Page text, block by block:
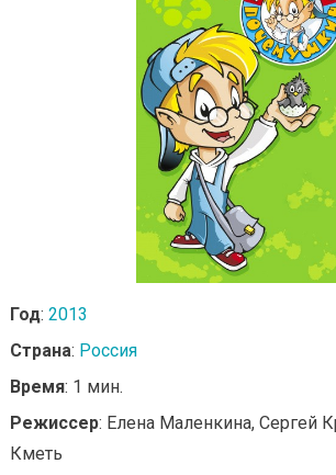
Год: 2013
Страна: Россия
Время: 1 мин.
Режиссер: Елена Маленкина, Сергей
Кметь